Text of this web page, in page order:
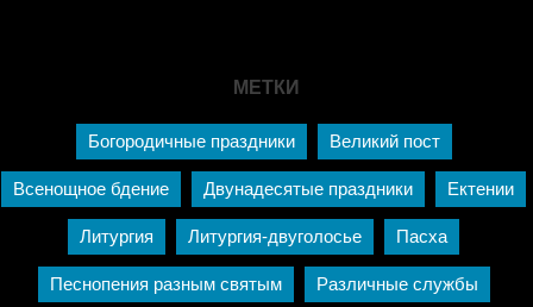
МЕТКИ
Богородичные праздники Великий пост
Всенощное бдение Двунадесятые праздники Ектении
Литургия Литургия-двуголосье Пасха
Песнопения разным святым Различные службы